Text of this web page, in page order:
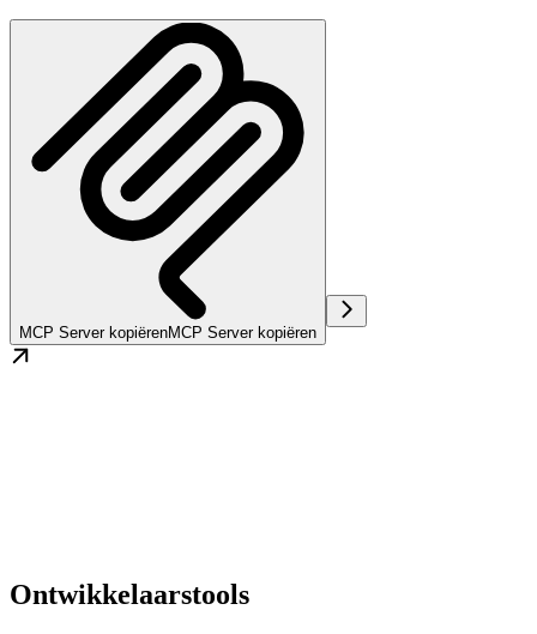
MCP Server kopiërenMCP Server kopiëren
Ontwikkelaarstools